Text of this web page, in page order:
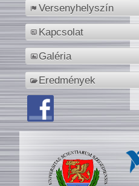
Versenyhelyszín
Kapcsolat
Galéria
Eredmények